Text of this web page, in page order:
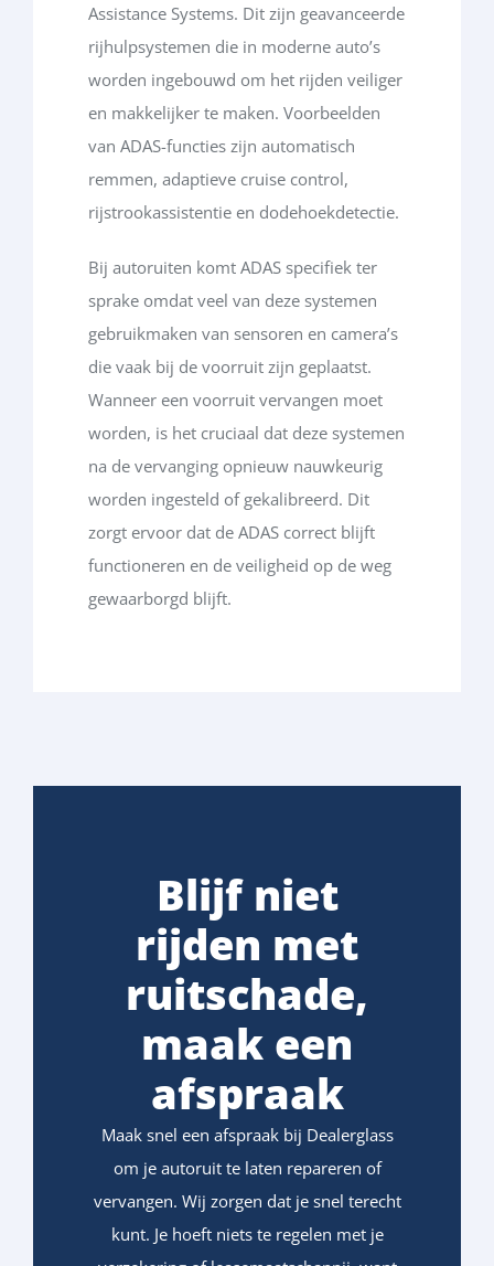
Assistance Systems. Dit zijn geavanceerde
rijhulpsystemen die in moderne auto’s
worden ingebouwd om het rijden veiliger
en makkelijker te maken. Voorbeelden
van ADAS-functies zijn automatisch
remmen, adaptieve cruise control,
rijstrookassistentie en dodehoekdetectie.
Bij autoruiten komt ADAS specifiek ter
sprake omdat veel van deze systemen
gebruikmaken van sensoren en camera’s
die vaak bij de voorruit zijn geplaatst.
Wanneer een voorruit vervangen moet
worden, is het cruciaal dat deze systemen
na de vervanging opnieuw nauwkeurig
worden ingesteld of gekalibreerd. Dit
zorgt ervoor dat de ADAS correct blijft
functioneren en de veiligheid op de weg
gewaarborgd blijft.
Blijf niet
rijden met
ruitschade,
maak een
afspraak
Maak snel een afspraak bij Dealerglass
om je autoruit te laten repareren of
vervangen. Wij zorgen dat je snel terecht
kunt. Je hoeft niets te regelen met je